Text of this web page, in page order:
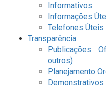
Informativos
Informações
Telefones Úteis
Transparência
Publicações
outros)
Planejamento
Demonstrativos